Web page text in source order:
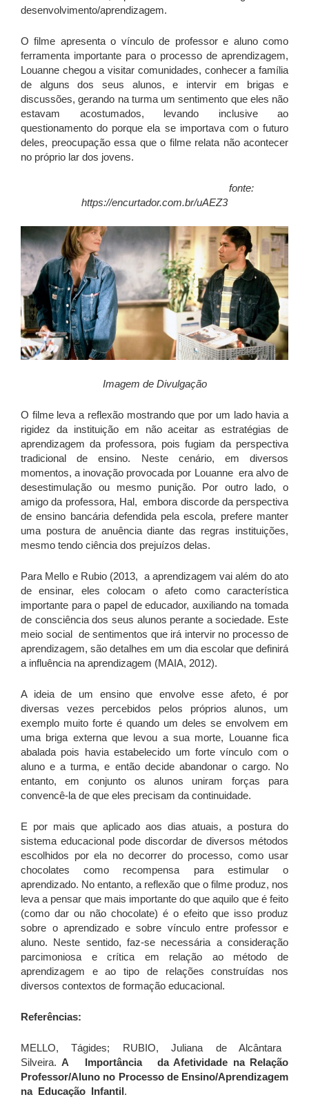
desenvolvimento/aprendizagem.
O filme apresenta o vínculo de professor e aluno como
ferramenta importante para o processo de aprendizagem,
Louanne chegou a visitar comunidades, conhecer a família
de alguns dos seus alunos, e intervir em brigas e
discussões, gerando na turma um sentimento que eles não
estavam acostumados, levando inclusive ao
questionamento do porque ela se importava com o futuro
deles, preocupação essa que o filme relata não acontecer
no próprio lar dos jovens.
fonte:
https://encurtador.com.br/uAEZ3
Imagem de Divulgação
O filme leva a reflexão mostrando que por um lado havia a
rigidez da instituição em não aceitar as estratégias de
aprendizagem da professora, pois fugiam da perspectiva
tradicional de ensino. Neste cenário, em diversos
momentos, a inovação provocada por Louanne era alvo de
desestimulação ou mesmo punição. Por outro lado, o
amigo da professora, Hal, embora discorde da perspectiva
de ensino bancária defendida pela escola, prefere manter
uma postura de anuência diante das regras instituições,
mesmo tendo ciência dos prejuízos delas.
Para Mello e Rubio (2013, a aprendizagem vai além do ato
de ensinar, eles colocam o afeto como característica
importante para o papel de educador, auxiliando na tomada
de consciência dos seus alunos perante a sociedade. Este
meio social de sentimentos que irá intervir no processo de
aprendizagem, são detalhes em um dia escolar que definirá
a influência na aprendizagem (MAIA, 2012).
A ideia de um ensino que envolve esse afeto, é por
diversas vezes percebidos pelos próprios alunos, um
exemplo muito forte é quando um deles se envolvem em
uma briga externa que levou a sua morte, Louanne fica
abalada pois havia estabelecido um forte vínculo com o
aluno e a turma, e então decide abandonar o cargo. No
entanto, em conjunto os alunos uniram forças para
convencê-la de que eles precisam da continuidade.
E por mais que aplicado aos dias atuais, a postura do
sistema educacional pode discordar de diversos métodos
escolhidos por ela no decorrer do processo, como usar
chocolates como recompensa para estimular o
aprendizado. No entanto, a reflexão que o filme produz, nos
leva a pensar que mais importante do que aquilo que é feito
(como dar ou não chocolate) é o efeito que isso produz
sobre o aprendizado e sobre vínculo entre professor e
aluno. Neste sentido, faz-se necessária a consideração
parcimoniosa e crítica em relação ao método de
aprendizagem e ao tipo de relações construídas nos
diversos contextos de formação educacional.
Referências:
MELLO, Tágides; RUBIO, Juliana de Alcântara
Silveira.A Importância da Afetividade na Relação
Professor/Aluno no Processo de Ensino/Aprendizagem
na Educação Infantil.